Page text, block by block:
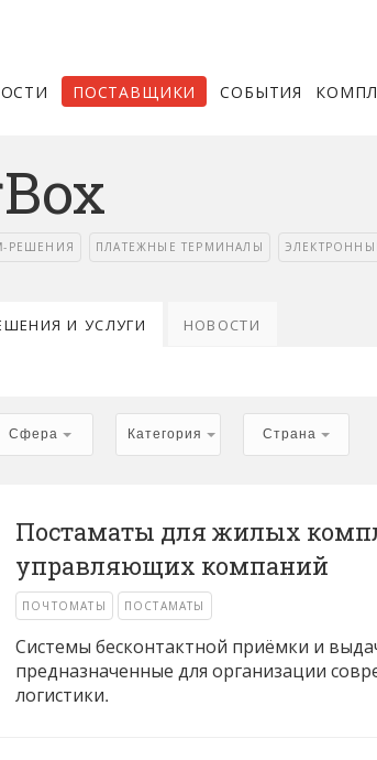
ПОСТАВЩИКИ СОБЫТИЯ
РЕШЕНИЯ ПЛАТЕЖНЫЕ ТЕРМИНАЛЫ
И УСЛУГИ НОВОСТИ
Сфера Категория Страна
Постаматы для жилых
управляющих компаний
ПОЧТОМАТЫ ПОСТАМАТЫ
Системы бесконтактной приёмки и
предназначенные для организации
логистики.